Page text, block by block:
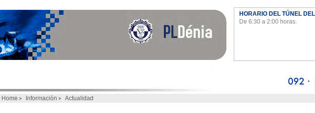
HORARIO DEL TÚNEL
De 6:30 a 2:00 horas.
Home Información Actualidad